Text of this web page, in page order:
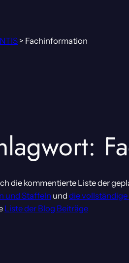
> Fachinformation
die kommentierte Liste der
und Staffeln und die
Liste der Blog Beiträge